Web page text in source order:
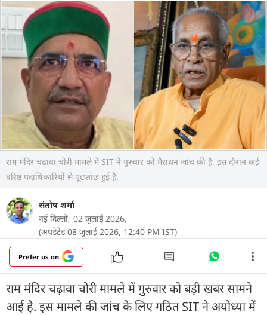
राम मंदिर चढ़ावा चोरी मामले में SIT ने गुरुवार को मैराथन जांच की है, इस दौरान कई
वरिष्ठ पदाधिकारियों से पूछताछ हुई है.
संतोष शर्मा
नई दिल्ली, 02 जुलाई 2026,
(अपडेटेड 08 जुलाई 2026, 12:40 PM IST)
Prefer us on
राम मंदिर चढ़ावा चोरी मामले में गुरुवार को बड़ी खबर सामने
आई है. इस मामले की जांच के लिए गठित SIT ने अयोध्या में